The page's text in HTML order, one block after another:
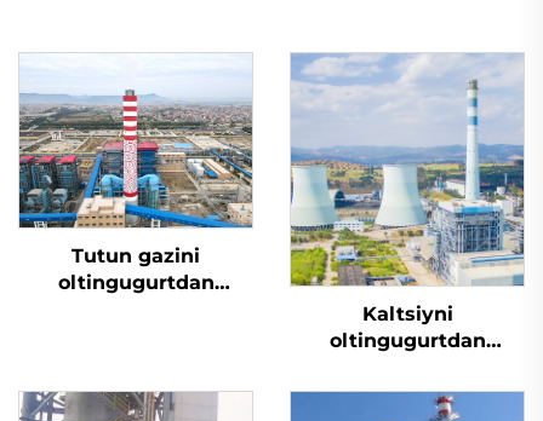
Tutun gazini
oltingugurtdan
Kaltsiyni
oltingugurtdan